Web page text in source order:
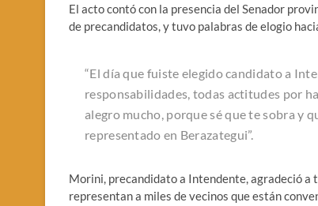
El acto contó con la presencia del Senador
de precandidatos, y tuvo palabras de elogio
“El día que fuiste elegido candidato a
responsabilidades, todas actitudes por
alegro mucho, porque sé que te sobra y
representado en Berazategui”.
Morini, precandidato a Intendente, agradeció a
representan a miles de vecinos que están